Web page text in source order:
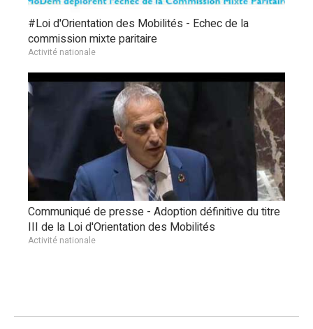
#Loi d'Orientation des Mobilités - Echec de la
commission mixte paritaire
Activité nationale
Communiqué de presse - Adoption définitive du titre
III de la Loi d'Orientation des Mobilités
Activité nationale